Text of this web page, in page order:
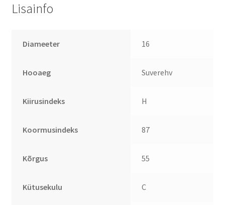
Lisainfo
Diameeter 16
Hooaeg Suverehv
Kiirusindeks H
Koormusindeks 87
Kõrgus 55
Kütusekulu C